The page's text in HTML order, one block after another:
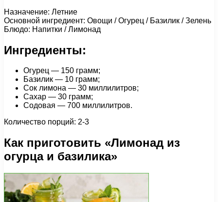
Назначение: Летние
Основной ингредиент: Овощи / Огурец / Базилик / Зелень
Блюдо: Напитки / Лимонад
Ингредиенты:
Огурец — 150 грамм;
Базилик — 10 грамм;
Сок лимона — 30 миллилитров;
Сахар — 30 грамм;
Содовая — 700 миллилитров.
Количество порций: 2-3
Как приготовить «Лимонад из
огурца и базилика»